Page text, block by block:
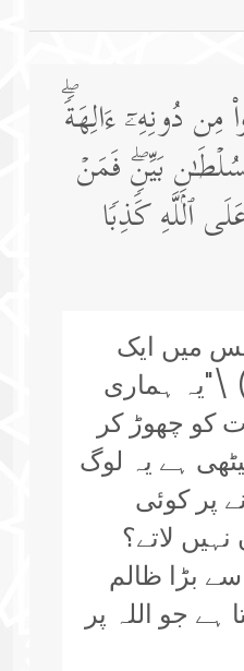
مِن دُونِهِۦۤ ءَالِهَةࣰۖ
بَیِّنࣲۖ فَمَنۡ
ٱللَّهِ كَذِبࣰا
میں ایک
\"یہ ہماری
کو چھوڑ کر
ہے یہ لوگ
پر کوئی
لاتے؟
بڑا ظالم
ہے جو اللہ پر